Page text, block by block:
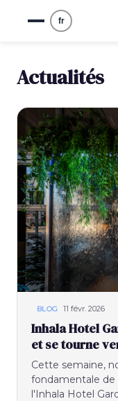
fr
Actualités
BLOG 11 févr. 2026
Inhala Hotel
et se tourne
Cette semaine,
fondamentale de
l'Inhala Hotel